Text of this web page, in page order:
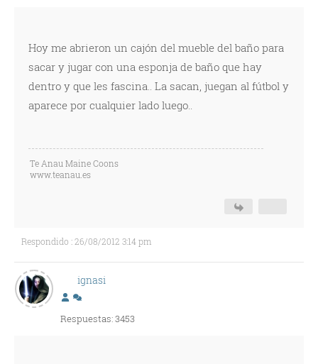
Hoy me abrieron un cajón del mueble del baño para
sacar y jugar con una esponja de baño que hay
dentro y que les fascina.. La sacan, juegan al fútbol y
aparece por cualquier lado luego..
Te Anau Maine Coons
www.teanau.es
Respondido : 26/08/2012 3:14 pm
ignasi
Respuestas: 3453